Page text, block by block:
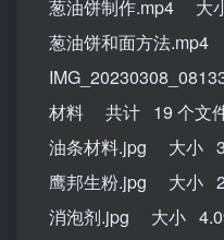
葱油饼制作.mp4 大
葱油饼和面方法
材料 共计 19 个文
油条材料.jpg 大小
鹰邦生粉.jpg 大小
消泡剂.jpg 大小